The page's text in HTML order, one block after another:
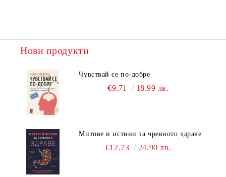
Нови продукти
Чувствай се по-добре
€9.71 18.99 лв.
Митове и истини за чревното здраве
€12.73 24.90 лв.